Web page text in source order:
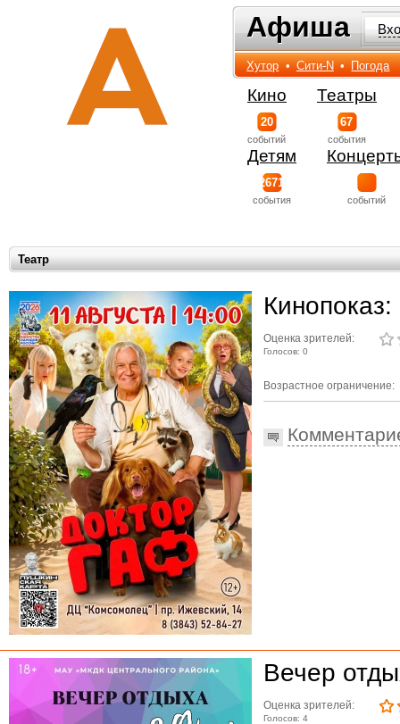
Афиша
Афиша
Хутор • Сити-N • Погода
Кино
20
событий
Театры
67
события
Детям
2671
события событий
Театр
Оценка зрителей:
Голосов: 0
Возрастное ограничение:
Вечер
Оценка зрителей:
Голосов: 4